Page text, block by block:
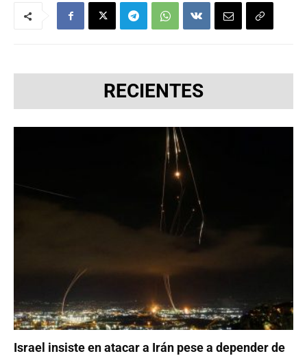
RECIENTES
Israel insiste en atacar a Irán pese a depender de